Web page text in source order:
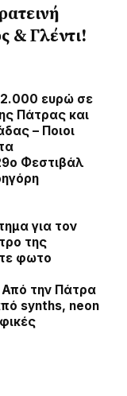
& Γλέντι!
ευρώ σε
Πάτρας και
– Ποιοι
Φεστιβάλ
για τον
της
φωτο
Από την Πάτρα
synths, neon